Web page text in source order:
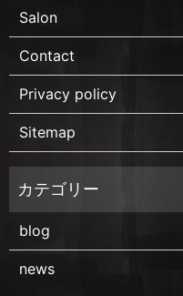
Salon
Contact
Privacy policy
Sitemap
blog
news